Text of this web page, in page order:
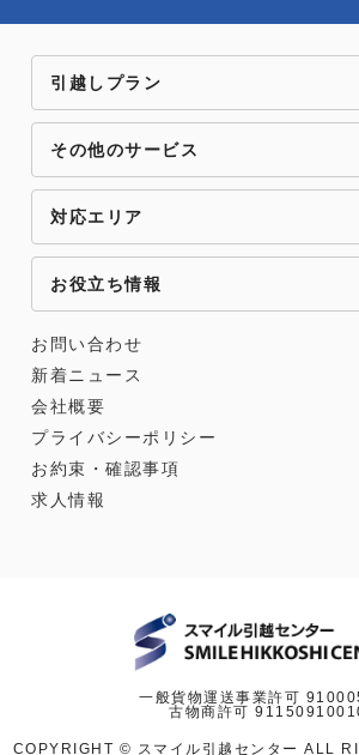
引越しプラン
その他のサービス
対応エリア
お役立ち情報
お問い合わせ
新着ニュース
会社概要
プライバシーポリシー
お約束・確認事項
求人情報
一般貨物運送事業許可
古物商許可
COPYRIGHT © スマイル引越センター ALL